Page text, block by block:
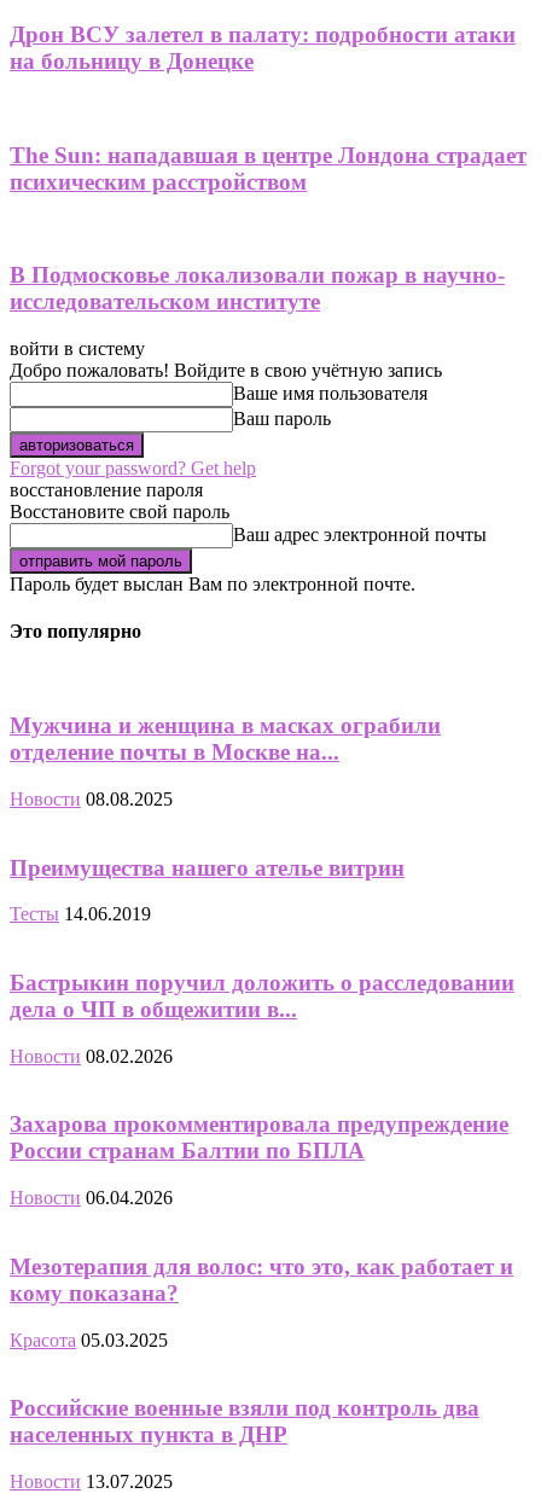
Дрон ВСУ залетел в палату: подробности атаки
на больницу в Донецке
The Sun: нападавшая в центре Лондона страдает
психическим расстройством
В Подмосковье локализовали пожар в научно-
исследовательском институте
войти в систему
Добро пожаловать! Войдите в свою учётную запись
Ваше имя пользователя
Ваш пароль
Forgot your password? Get help
восстановление пароля
Восстановите свой пароль
Ваш адрес электронной почты
Пароль будет выслан Вам по электронной почте.
Это популярно
Мужчина и женщина в масках ограбили
отделение почты в Москве на...
Новости 08.08.2025
Преимущества нашего ателье витрин
Тесты 14.06.2019
Бастрыкин поручил доложить о расследовании
дела о ЧП в общежитии в...
Новости 08.02.2026
Захарова прокомментировала предупреждение
России странам Балтии по БПЛА
Новости 06.04.2026
Мезотерапия для волос: что это, как работает и
кому показана?
Красота 05.03.2025
Российские военные взяли под контроль два
населенных пункта в ДНР
Новости 13.07.2025